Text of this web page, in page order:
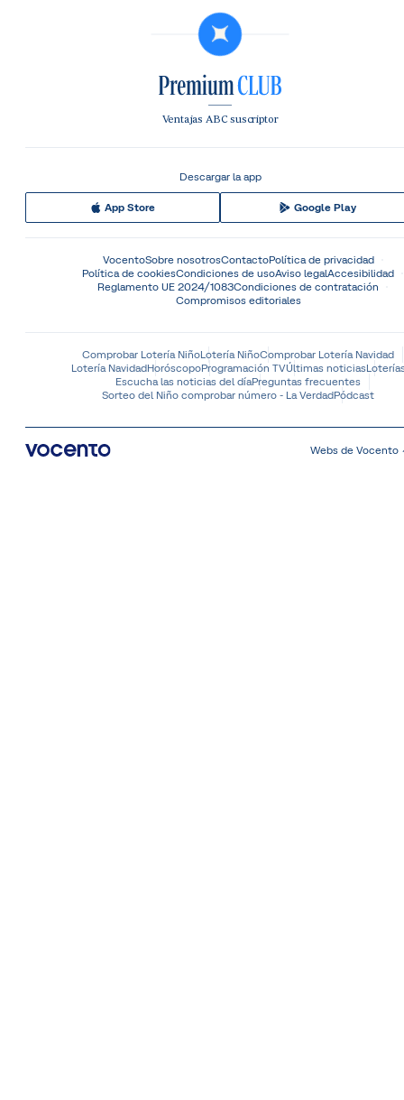
Ventajas ABC suscriptor
Descargar la app
App Store Google Play
VocentoSobre nosotrosContactoPolítica de privacidad
Política de cookiesCondiciones de usoAviso legalAccesibilidad
Reglamento UE 2024/1083Condiciones de contratación
Compromisos editoriales
Comprobar Lotería NiñoLotería NiñoComprobar Lotería Navidad
Lotería NavidadHoróscopoProgramación TVÚltimas noticias
Escucha las noticias del díaPreguntas frecuentes
Sorteo del Niño comprobar número - La VerdadPódcast
Webs de Vocento